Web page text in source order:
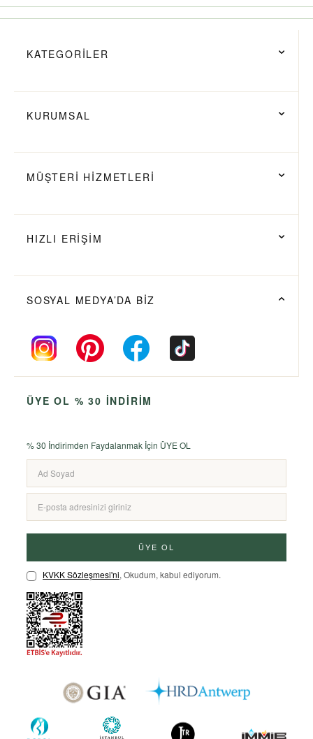
KATEGORİLER
KURUMSAL
MÜŞTERİ HİZMETLERİ
HIZLI ERİŞİM
SOSYAL MEDYA’DA BİZ
ÜYE OL % 30 İNDİRİM
% 30 İndirimden Faydalanmak İçin ÜYE OL
ÜYE OL
KVKK Sözleşmesi'ni, Okudum, kabul ediyorum.